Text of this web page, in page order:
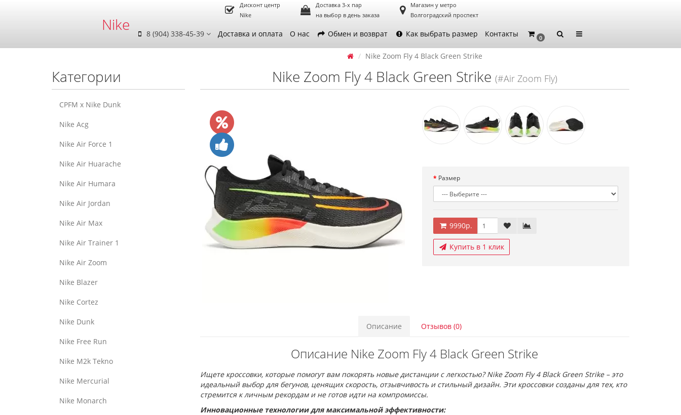
Nike
Дисконт центр
Nike
Доставка 3-х пар
на выбор в день заказа
Магазин у метро
Волгоградский проспект
8 (904) 338-45-39 Доставка и оплата О нас Обмен и возврат Как выбрать размер Контакты 0
Категории
CPFM x Nike Dunk
Nike Acg
Nike Air Force 1
Nike Air Huarache
Nike Air Humara
Nike Air Jordan
Nike Air Max
Nike Air Trainer 1
Nike Air Zoom
Nike Blazer
Nike Cortez
Nike Dunk
Nike Free Run
Nike M2k Tekno
Nike Mercurial
Nike Monarch
Nike Zoom Fly 4 Black Green Strike
Nike Zoom Fly 4 Black Green Strike (#Air Zoom Fly)
Размер
9990р.
Купить в 1 клик
Описание Отзывов (0)
Описание Nike Zoom Fly 4 Black Green Strike
Ищете кроссовки, которые помогут вам покорять новые дистанции с легкостью? Nike Zoom Fly 4 Black Green Strike – это
идеальный выбор для бегунов, ценящих скорость, отзывчивость и стильный дизайн. Эти кроссовки созданы для тех, кто
стремится к личным рекордам и не готов идти на компромиссы.
Инновационные технологии для максимальной эффективности: